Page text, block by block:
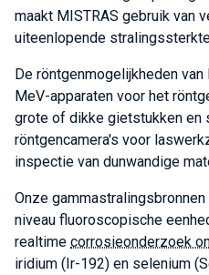
maakt MISTRAS gebruik van
uiteenlopende
De röntgenmogelijkheden van
MeV-apparaten voor het
grote of dikke gietstukken en
röntgencamera's voor
inspectie van dunwandige
Onze
niveau fluoroscopische
realtime corrosieonderzoek
iridium (Ir-192) en selenium